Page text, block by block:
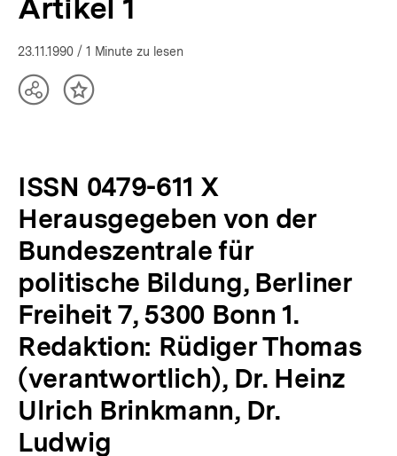
Artikel 1
23.11.1990 / 1 Minute zu lesen
TeilenInhalt
ISSN 0479-611 X
Herausgegeben von der
Bundeszentrale für
politische Bildung, Berliner
Freiheit 7, 5300 Bonn 1.
Redaktion: Rüdiger Thomas
(verantwortlich), Dr. Heinz
Ulrich Brinkmann, Dr.
Ludwig